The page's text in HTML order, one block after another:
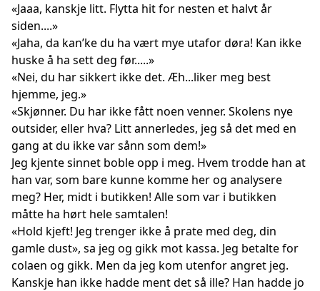
«Jaaa, kanskje litt. Flytta hit for nesten et halvt år
siden....»
«Jaha, da kan’ke du ha vært mye utafor døra! Kan ikke
huske å ha sett deg før.....»
«Nei, du har sikkert ikke det. Æh...liker meg best
hjemme, jeg.»
«Skjønner. Du har ikke fått noen venner. Skolens nye
outsider, eller hva? Litt annerledes, jeg så det med en
gang at du ikke var sånn som dem!»
Jeg kjente sinnet boble opp i meg. Hvem trodde han at
han var, som bare kunne komme her og analysere
meg? Her, midt i butikken! Alle som var i butikken
måtte ha hørt hele samtalen!
«Hold kjeft! Jeg trenger ikke å prate med deg, din
gamle dust», sa jeg og gikk mot kassa. Jeg betalte for
colaen og gikk. Men da jeg kom utenfor angret jeg.
Kanskje han ikke hadde ment det så ille? Han hadde jo